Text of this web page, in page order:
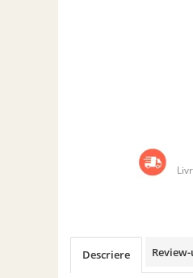
PLASE DE UMBRIRE/
Unelte pentru grădinărit
Descriere